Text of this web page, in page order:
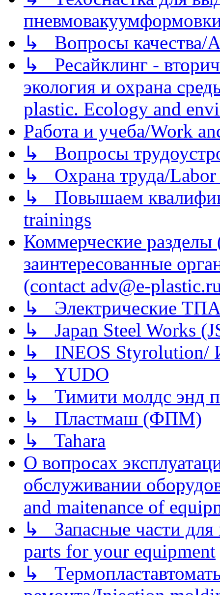
↳ Вопросы качества/
↳ Ресайклинг -
экология и охрана
plastic. Ecology and
Работа и учеба/Work
↳ Вопросы
↳ Охрана труда/Labor
↳ Повышаем
trainings
Коммерческие
заинтересованные
(contact adv@e-
↳ Электрические
↳ Japan Steel Works
↳ INEOS
↳ YUDO
↳ Тимити молдс энд
↳ Пластмаш (ФПМ)
↳ Tahara
О вопросах
обслуживании
and maitenance of
↳ Запасные части для
parts for your equipment
↳